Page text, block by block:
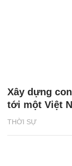
THỜI SỰ
Xây dựng
tới một Việt